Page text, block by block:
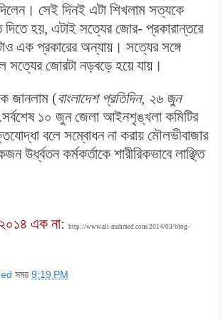
সেই দিনই এটা শিখলাম সত্যকে
হয়, এটাই সত্যের জোর- প্রকারান্তরে
এক প্রকারের অন্যায়। সত্যের সঙ্গে
জোরটা নড়বড়ে হয়ে যায়।
জানলাম (বাংলাদেশ প্রতিদিন, ২৬ জুন
১০ জুন জেলা আইনশৃঙ্খলা কমিটির
বলে সম্বোধন না করায় মৌলভীবাজার
উর্ধ্বতন কর্মকর্তাকে শারীরিকভাবে লাঞ্ছিত
এক না: http://www.ali-mahmed.com/2014/03/blog-
সময় 9:19 PM